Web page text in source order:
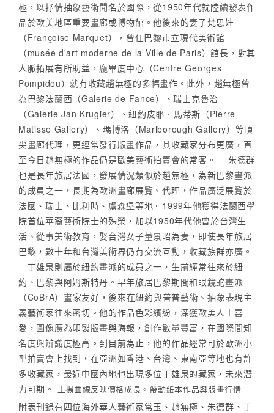
極，以抒情抽象藝術聞名於國際，從1950年代就陸續發表作
品於歐美地區重要畫廊或博物館。他後來的妻子梵思娃
（Françoise Marquet），曾任巴黎市立現代美術館
（musée d'art moderne de la Ville de Paris）館長，對其
人脈拓展有所助益，龐畢度中心（Centre Georges
Pompidou）就有收藏趙無極的多幅畫作。此外，趙無極曾
為巴黎法蘭西（Galerie de Fance）、瑞士克魯治
（Galerie Jan Krugier）、紐約皮耶．馬蒂斯（Pierre
Matisse Gallery）、瑪博洛（Marlborough Gallery）等頂
尖畫廊代理，更經常發行版畫作品，其收藏家分布更廣，直
至今日趙無極的作品仍是歐美藝術拍賣會的常客。 朱德群
也是長年旅居法國，發展情況類似於趙無極，為新巴黎畫派
的成員之一，長期為歐洲畫廊展覽、代理，作品廣泛展覽於
法國、瑞士、比利時、盧森堡等地。1999年他獲得法蘭西學
院首位華裔藝術院士的殊榮，加以1950年代他曾於台灣生
活、從事美術教育，娶台灣女子董景昭為妻，即使長年旅居
巴黎，數十年和台灣美術界仍有交流互動，收藏族群亦廣。
丁雄泉則屬於紐約畫派的成員之一，生前經常往來於紐
約、巴黎與阿姆斯特丹。早年旅居巴黎期間和眼鏡蛇畫派
（CoBrA）畫家友好，後來在紐約與普普藝術、抽象表現主
義藝術家往來密切。他的作品色彩繽紛，深獲歐美人士喜
愛，圖像廣為印製版畫與海報，創作數量豐富，在國際間知
名度與辨識度極高。到目前為止，他的作品經常可於歐洲小
型拍賣會上找到，在亞洲如香港、台灣、東南亞等地也有許
多收藏家，最近中國內地也出現多位丁雄泉的藏家，未來潛
力可期。
上揚曲線反映價格成長。帶動紙本作品與版畫行情
附表刊錄有四位海外華人藝術家常玉、趙無極、朱德群、丁